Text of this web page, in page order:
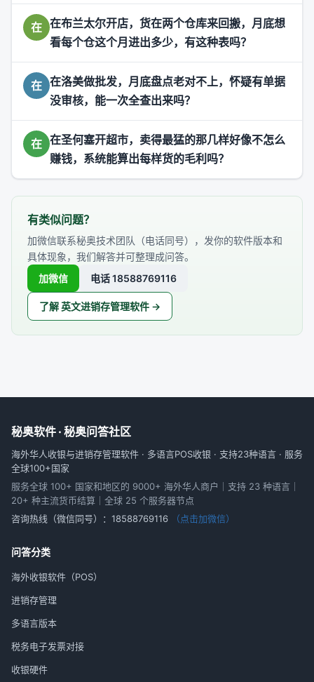
在 在布兰太尔开店，货在两个仓库来回搬，月底想
看每个仓这个月进出多少，有这种表吗？
在 在洛美做批发，月底盘点老对不上，怀疑有单据
没审核，能一次全查出来吗？
在 在圣何塞开超市，卖得最猛的那几样好像不怎么
赚钱，系统能算出每样货的毛利吗？
有类似问题？
加微信联系秘奥技术团队（电话同号），发你的软件版本和
具体现象，我们解答并可整理成问答。
加微信
电话 18588769116
了解 英文进销存管理软件 →
秘奥软件 · 秘奥问答社区
海外华人收银与进销存管理软件 · 多语言POS收银 · 支持23种语言 · 服务
全球100+国家
服务全球 100+ 国家和地区的 9000+ 海外华人商户｜支持 23 种语言｜
20+ 种主流货币结算｜全球 25 个服务器节点
咨询热线（微信同号）： 18588769116 （点击加微信）
问答分类
海外收银软件（POS）
进销存管理
多语言版本
税务电子发票对接
收银硬件